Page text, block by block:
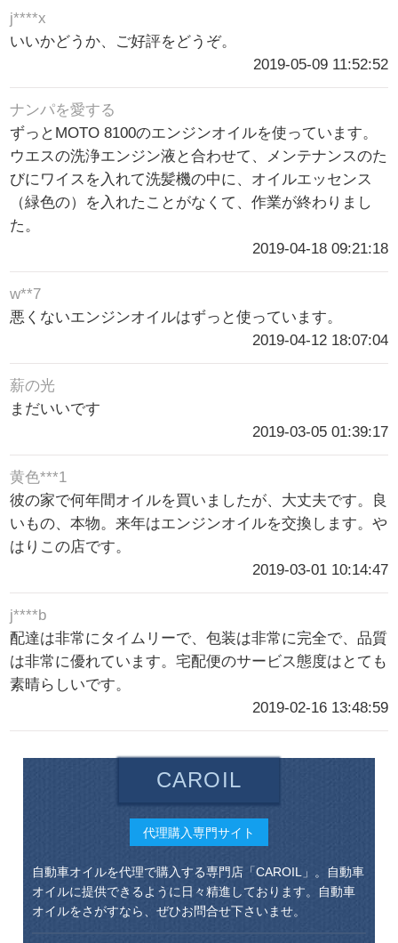
j****x
いいかどうか、ご好評をどうぞ。
2019-05-09 11:52:52
ナンパを愛する
ずっとMOTO 8100のエンジンオイルを使っています。
ウエスの洗浄エンジン液と合わせて、メンテナンスのた
びにワイスを入れて洗髪機の中に、オイルエッセンス
（緑色の）を入れたことがなくて、作業が終わりまし
た。
2019-04-18 09:21:18
w**7
悪くないエンジンオイルはずっと使っています。
2019-04-12 18:07:04
薪の光
まだいいです
2019-03-05 01:39:17
黄色***1
彼の家で何年間オイルを買いましたが、大丈夫です。良
いもの、本物。来年はエンジンオイルを交換します。や
はりこの店です。
2019-03-01 10:14:47
j****b
配達は非常にタイムリーで、包装は非常に完全で、品質
は非常に優れています。宅配便のサービス態度はとても
素晴らしいです。
2019-02-16 13:48:59
CAROIL
代理購入専門サイト
自動車オイルを代理で購入する専門店「CAROIL」。自動車
オイルに提供できるように日々精進しております。自動車
オイルをさがすなら、ぜひお問合せ下さいませ。